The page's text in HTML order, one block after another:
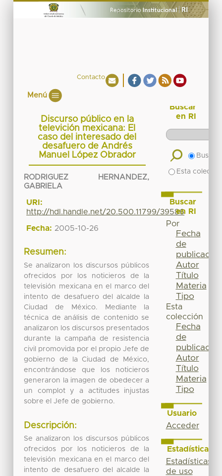
Contacto
Menú
Discurso público en la
televición mexicana: El
caso del interesado del
desafuero de Andrés
Manuel López Obrador
RODRIGUEZ HERNANDEZ,
GABRIELA
URI:
http://hdl.handle.net/20.500.11799/39586
Fecha: 2005-10-26
Resumen:
Se analizaron los discursos públicos
ofrecidos por los noticieros de la
televisión mexicana en el marco del
intento de desafuero del alcalde la
Ciudad de México. Mediante la
técnica de análisis de contenido se
analizaron los discursos presentados
durante la campaña de resistencia
civil promovida por el propio Jefe de
gobierno de la Ciudad de México,
encontrándose que los noticieros
generaron la imagen de obedecer a
un complot y a actitudes injustas
sobre el Jefe de gobierno.
Descripción:
Se analizaron los discursos públicos
ofrecidos por los noticieros de la
televisión mexicana en el marco del
intento de desafuero del alcalde la
Buscar
en RI
Buscar
Esta
Buscar
en RI
Por
Fecha
de
publicación
Autor
Título
Materia
Tipo
Esta
colección
Fecha
de
publicación
Autor
Título
Materia
Tipo
Usuario
Acceder
Estadísticas
Estadísticas
de uso